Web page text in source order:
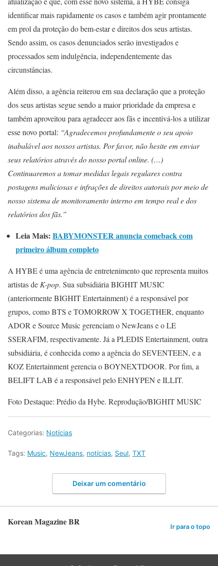
identificar mais rapidamente os casos e também agir prontamente
em prol da proteção do bem-estar e direitos dos seus artistas.
Sendo assim, os casos denunciados serão investigados e
processados sem indulgência, independentemente das
circunstâncias.
Além disso, a agência reiterou em sua declaração que a proteção
dos seus artistas segue sendo a maior prioridade da empresa e
também aproveitou para agradecer aos fãs e incentivá-los a utilizar
esse novo portal: “Agradecemos profundamente o seu apoio
inabalável aos nossos artistas. Por favor, não hesite em enviar
seus relatórios através do nosso portal online. (…)
Continuaremos a tomar medidas legais regulares contra
postagens maliciosas e infrações de direitos autorais por meio de
nosso sistema de monitoramento interno em tempo real e dos
relatórios dos fãs.”
Leia Mais: BABYMONSTER anuncia comeback com
primeiro álbum completo
A HYBE é uma agência de entretenimento que representa muitos
artistas de K-pop. Sua subsidiária BIGHIT MUSIC
(anteriormente BIGHIT Entertainment) é a responsável por
grupos, como BTS e TOMORROW X TOGETHER, enquanto
ADOR e Source Music gerenciam o NewJeans e o LE
SSERAFIM, respectivamente. Já a PLEDIS Entertainment, outra
subsidiária, é conhecida como a agência do SEVENTEEN, e a
KOZ Entertainment gerencia o BOYNEXTDOOR. Por fim, a
BELIFT LAB é a responsável pelo ENHYPEN e ILLIT.
Foto Destaque: Prédio da Hybe. Reprodução/BIGHIT MUSIC
Categorias: Notícias
Tags: Music, NewJeans, notícias, Seul, TXT
Deixar um comentário
Korean Magazine BR Ir para o topo